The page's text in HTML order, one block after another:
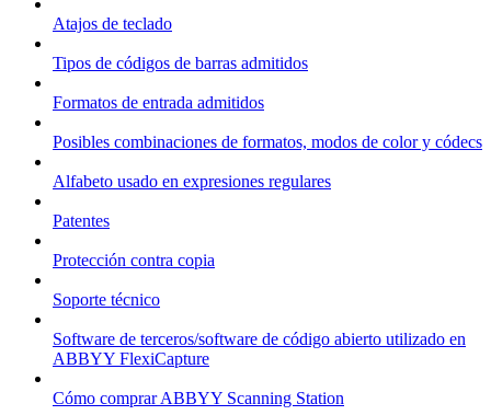
Atajos de teclado
Tipos de códigos de barras admitidos
Formatos de entrada admitidos
Posibles combinaciones de formatos, modos de color y códecs
Alfabeto usado en expresiones regulares
Patentes
Protección contra copia
Soporte técnico
Software de terceros/software de código abierto utilizado en
ABBYY FlexiCapture
Cómo comprar ABBYY Scanning Station